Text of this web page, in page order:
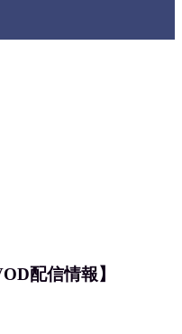
配信情報】